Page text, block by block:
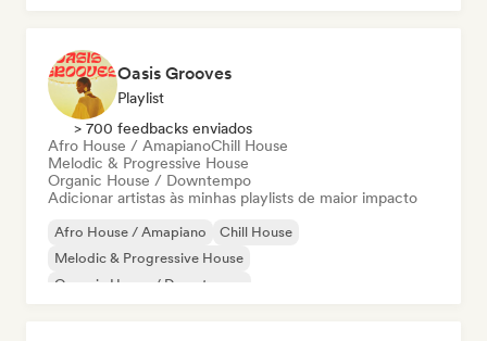
Oasis Grooves
Playlist
> 700 feedbacks enviados
Afro House / AmapianoChill House
Melodic & Progressive House
Organic House / Downtempo
Adicionar artistas às minhas playlists de maior impacto
Afro House / Amapiano
Chill House
Melodic & Progressive House
Organic House / Downtempo